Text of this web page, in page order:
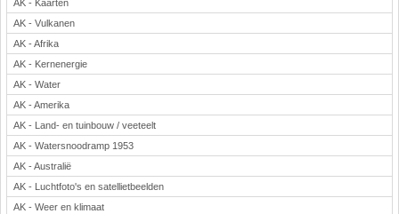
Sport
Techniek
Verkeer
Wiskunde
Onderwerpen
Apps en tablets
Collecties digibord
Digiborden / touchscreens
Digibordtools
AK - Kaarten
AK - Vulkanen
AK - Afrika
AK - Kernenergie
AK - Water
AK - Amerika
AK - Land- en tuinbouw / veeteelt
AK - Watersnoodramp 1953
AK - Australië
AK - Luchtfoto's en satellietbeelden
AK - Weer en klimaat